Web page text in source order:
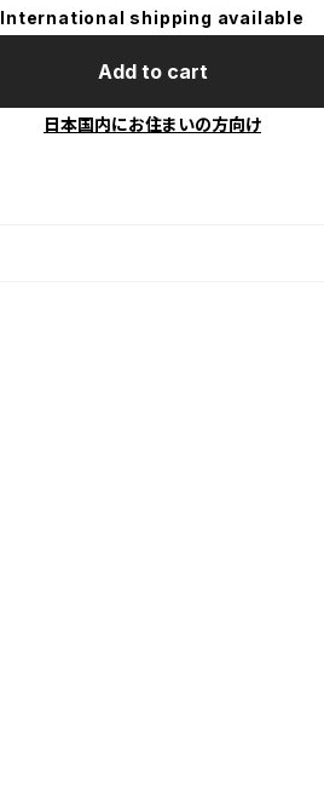
International shipping available
Add to cart
日本国内にお住まいの方向け